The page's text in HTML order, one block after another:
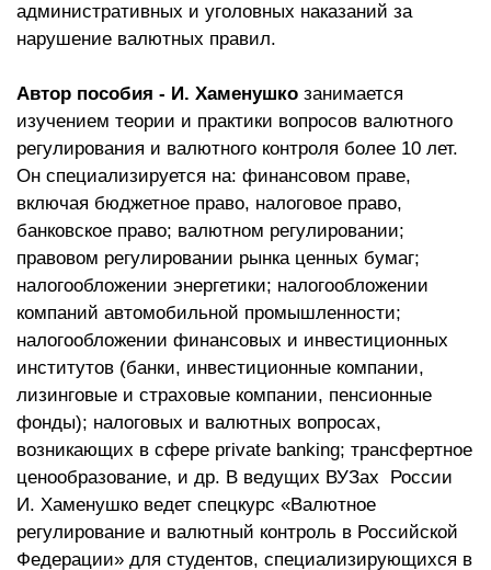
административных и уголовных наказаний за
нарушение валютных правил.
Автор пособия - И. Хаменушко занимается
изучением теории и практики вопросов валютного
регулирования и валютного контроля более 10 лет.
Он специализируется на: финансовом праве,
включая бюджетное право, налоговое право,
банковское право; валютном регулировании;
правовом регулировании рынка ценных бумаг;
налогообложении энергетики; налогообложении
компаний автомобильной промышленности;
налогообложении финансовых и инвестиционных
институтов (банки, инвестиционные компании,
лизинговые и страховые компании, пенсионные
фонды); налоговых и валютных вопросах,
возникающих в сфере private banking; трансфертное
ценообразование, и др. В ведущих ВУЗах России
И. Хаменушко ведет спецкурс «Валютное
регулирование и валютный контроль в Российской
Федерации» для студентов, специализирующихся в